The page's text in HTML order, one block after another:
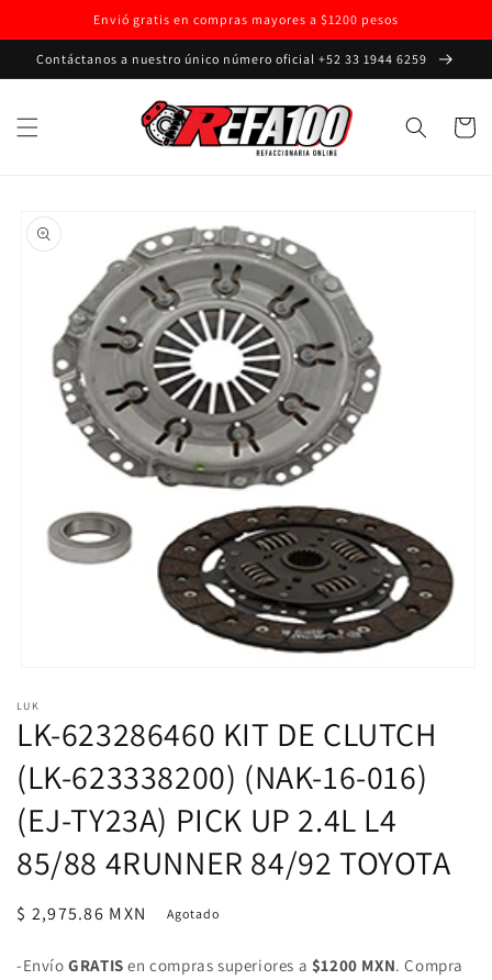
directamente
al contenido
Envió gratis en compras mayores a $1200 pesos
Contáctanos a nuestro único número oficial +52 33 1944 6259
Carrito
a la
información
del producto
multimedia
1
en
ventana
modal
LUK
LK-623286460 KIT DE CLUTCH
(LK-623338200) (NAK-16-016)
(EJ-TY23A) PICK UP 2.4L L4
85/88 4RUNNER 84/92 TOYOTA
Precio
$ 2,975.86 MXN Agotado
-EnvíoGRATIS en compras superiores a $1200 MXN. Compra